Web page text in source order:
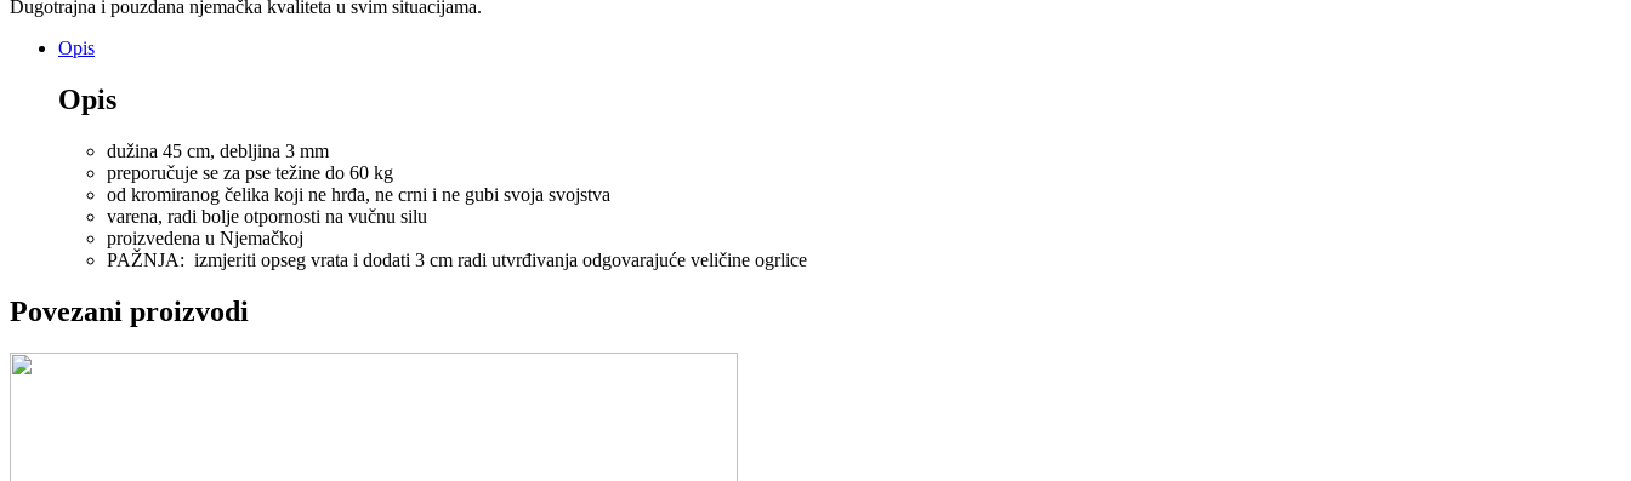
x
količina
Dugotrajna i pouzdana njemačka kvaliteta u svim situacijama.
Opis
Opis
dužina 45 cm, debljina 3 mm
preporučuje se za pse težine do 60 kg
od kromiranog čelika koji ne hrđa, ne crni i ne gubi svoja svojstva
varena, radi bolje otpornosti na vučnu silu
proizvedena u Njemačkoj
PAŽNJA: izmjeriti opseg vrata i dodati 3 cm radi utvrđivanja odgovarajuće veličine ogrlice
Povezani proizvodi